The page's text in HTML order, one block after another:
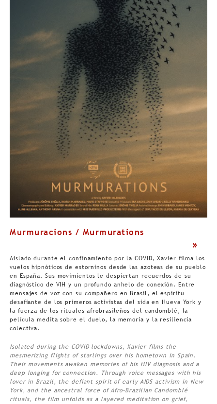
Murmuracions / Murmurations
Aislado durante el confinamiento por la COVID, Xavier filma los
vuelos hipnóticos de estorninos desde las azoteas de su pueblo
en España. Sus movimientos le despiertan recuerdos de su
diagnóstico de VIH y un profundo anhelo de conexión. Entre
mensajes de voz con su compañero en Brasil, el espíritu
desafiante de los primeros activistas del sida en Nueva York y
la fuerza de los rituales afrobrasileños del candomblé, la
película medita sobre el duelo, la memoria y la resiliencia
colectiva.
Isolated during the COVID lockdowns, Xavier films the
mesmerizing flights of starlings over his hometown in Spain.
Their movements awaken memories of his HIV diagnosis and a
deep longing for connection. Through voice messages with his
lover in Brazil, the defiant spirit of early AIDS activism in New
York, and the ancestral force of Afro-Brazilian Candomblé
rituals, the film unfolds as a layered meditation on grief,
>